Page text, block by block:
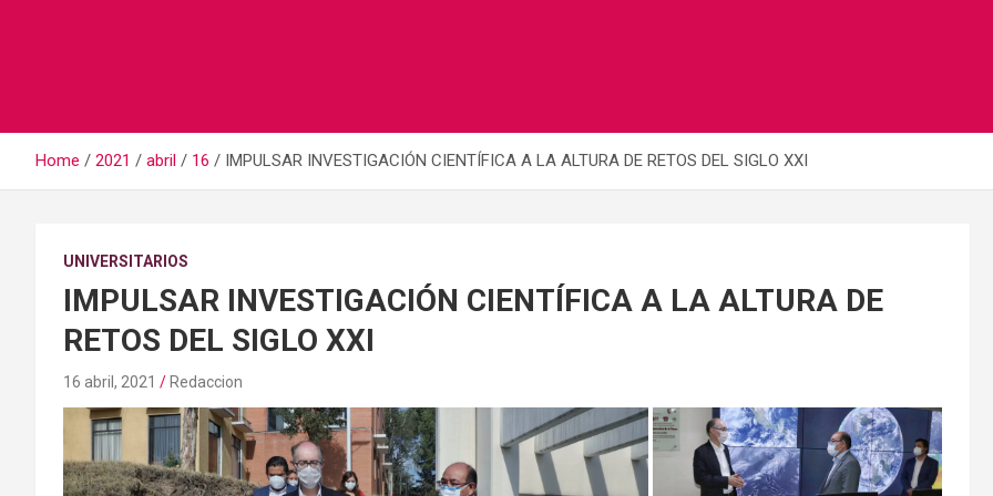
Home 2021 abril 16 IMPULSAR INVESTIGACIÓN CIENTÍFICA A LA ALTURA DE RETOS DEL SIGLO XXI
UNIVERSITARIOS
IMPULSAR INVESTIGACIÓN CIENTÍFICA A LA ALTURA DE
RETOS DEL SIGLO XXI
16 abril, 2021 Redaccion